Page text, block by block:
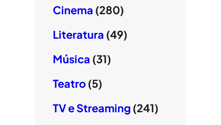
Cinema (280)
Literatura (49)
Música (31)
Teatro(5)
TV e Streaming (241)